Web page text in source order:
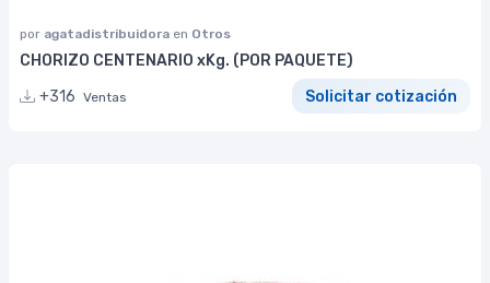
por agatadistribuidora en Otros
CHORIZO CENTENARIO xKg. (POR PAQUETE)
+316 Ventas Solicitar cotización